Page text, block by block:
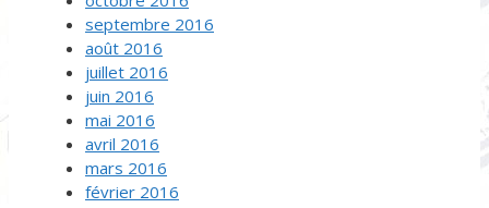
septembre 2016
août 2016
juillet 2016
juin 2016
mai 2016
avril 2016
mars 2016
février 2016